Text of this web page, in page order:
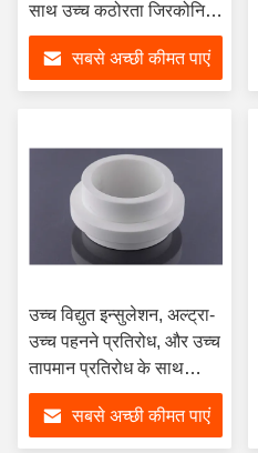
साथ उच्च कठोरता जिरकोनिया
सिरेमिक फ्लैंज गैस्केट
सबसे अच्छी कीमत पाएं
उच्च विद्युत इन्सुलेशन, अल्ट्रा-
उच्च पहनने प्रतिरोध, और उच्च
तापमान प्रतिरोध के साथ
अनुकूलन योग्य एल्यूमीनियम
सिरेमिक असर
सबसे अच्छी कीमत पाएं